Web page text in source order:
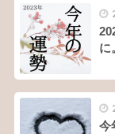
に
今